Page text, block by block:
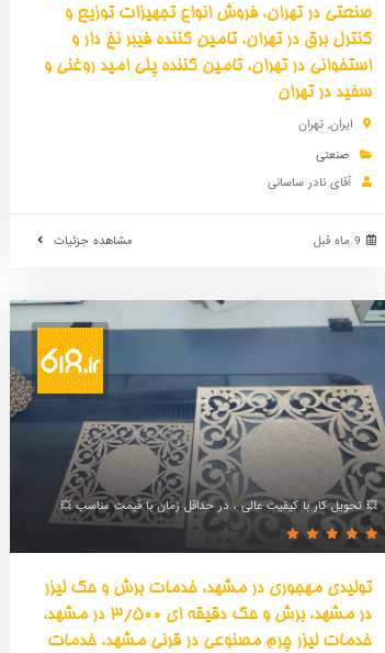
صنعتی در تهران، فروش انواع تجهیزات توزیع و
کنترل برق در تهران، تامین کننده فیبر نخ دار و
استخوانی در تهران، تامین کننده پلی امید روغنی و
سفید در تهران
ایران, تهران
صنعتی
آقای نادر ساسانی
مشاهده جزئیات 9 ماه قبل
💥 تحویل کار با کیفیت عالی ، در حداقل زمان با قیمت مناسب 💥
تولیدی مهجوری در مشهد، خدمات برش و حک لیزر
در مشهد، برش و حک دقیقه ای 3/500 در مشهد،
خدمات لیزر چرم مصنوعی در قرنی مشهد، خدمات